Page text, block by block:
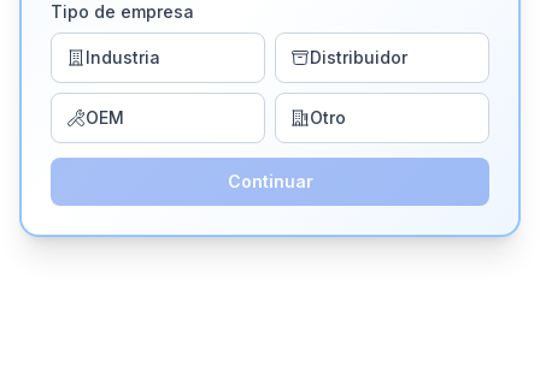
Tipo de empresa
Industria Distribuidor
OEM Otro
Continuar